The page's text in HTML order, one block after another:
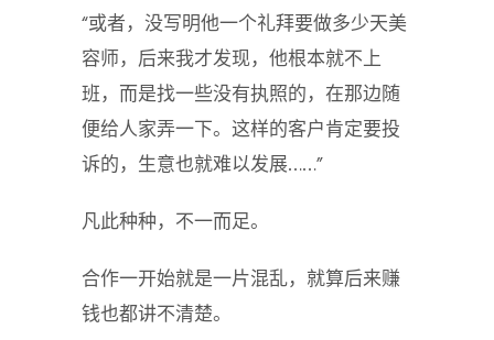
“或者，没写明他一个礼拜要做多少天美
容师，后来我才发现，他根本就不上
班，而是找一些没有执照的，在那边随
便给人家弄一下。这样的客户肯定要投
诉的，生意也就难以发展……”
凡此种种，不一而足。
合作一开始就是一片混乱，就算后来赚
钱也都讲不清楚。